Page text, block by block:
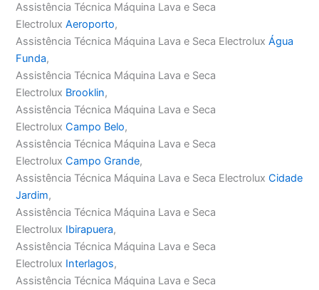
Assistência Técnica Máquina Lava e Seca
ElectroluxAeroporto,
Assistência Técnica Máquina Lava e Seca ElectroluxÁgua
Funda,
Assistência Técnica Máquina Lava e Seca
Electrolux Brooklin,
Assistência Técnica Máquina Lava e Seca
ElectroluxCampo Belo,
Assistência Técnica Máquina Lava e Seca
ElectroluxCampo Grande,
Assistência Técnica Máquina Lava e Seca ElectroluxCidade
Jardim,
Assistência Técnica Máquina Lava e Seca
Electrolux Ibirapuera,
Assistência Técnica Máquina Lava e Seca
Electrolux Interlagos,
Assistência Técnica Máquina Lava e Seca